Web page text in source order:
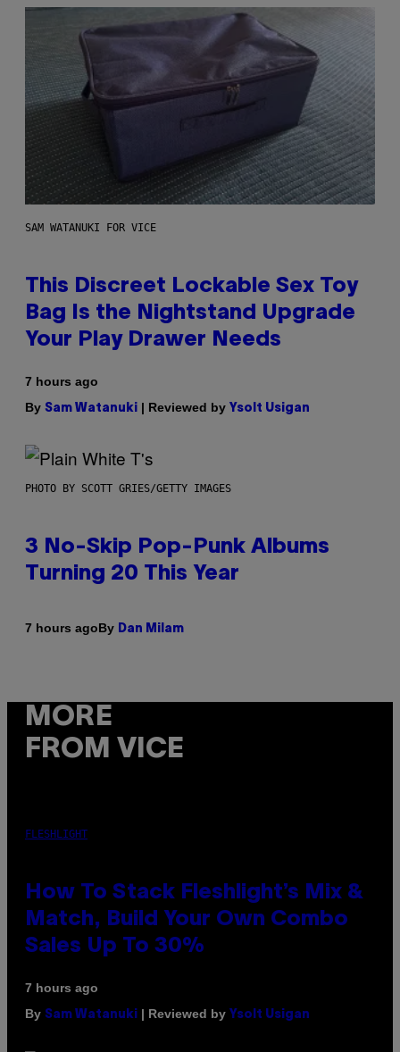
SAM WATANUKI FOR VICE
This Discreet Lockable Sex Toy
Bag Is the Nightstand Upgrade
Your Play Drawer Needs
7 hours ago
By Sam Watanuki | Reviewed by Ysolt Usigan
PHOTO BY SCOTT GRIES/GETTY IMAGES
3 No-Skip Pop-Punk Albums
Turning 20 This Year
7 hours agoBy Dan Milam
MORE
FROM VICE
FLESHLIGHT
How To Stack Fleshlight’s Mix &
Match, Build Your Own Combo
Sales Up To 30%
7 hours ago
By Sam Watanuki | Reviewed by Ysolt Usigan